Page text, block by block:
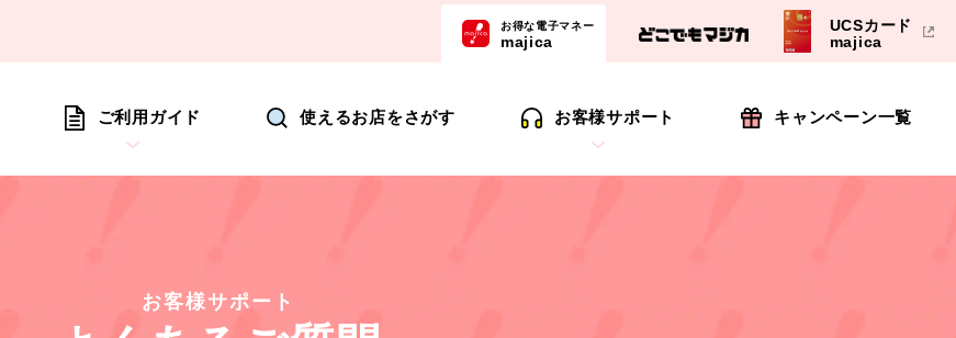
お得な電子マネー
majica
UCSカード
majica
ご利用ガイド 使えるお店をさがす お客様サポート キャンペーン一覧
お客様サポート